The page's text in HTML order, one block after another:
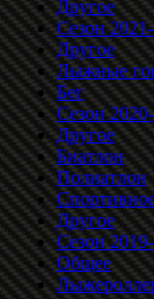
Другое
Сезон
Другое
Лыжные
Бег
Сезон
Другое
Биатлон
Полиатлон
Другое
Сезон
Общее